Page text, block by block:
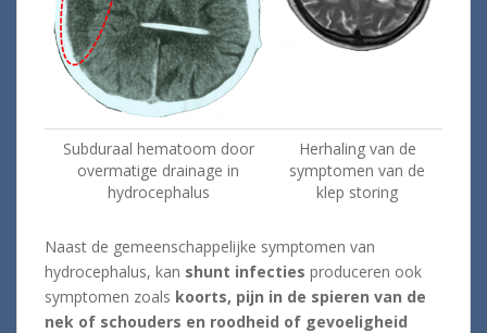
Subduraal hematoom door
overmatige drainage in
hydrocephalus
Herhaling van de
symptomen van de
klep storing
Naast de gemeenschappelijke symptomen van
hydrocephalus, kan shunt infecties produceren ook
symptomen zoals koorts, pijn in de spieren van de
nek of schouders en roodheid of gevoeligheid